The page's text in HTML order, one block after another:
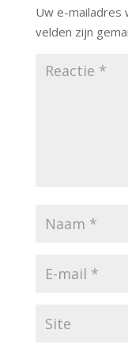
Uw e-mailadres
velden zijn